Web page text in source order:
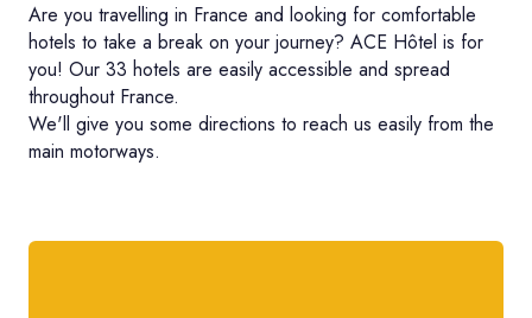
Are you travelling in France and looking for comfortable
hotels to take a break on your journey? ACE Hôtel is for
you! Our 33 hotels are easily accessible and spread
throughout France.
We'll give you some directions to reach us easily from the
main motorways.